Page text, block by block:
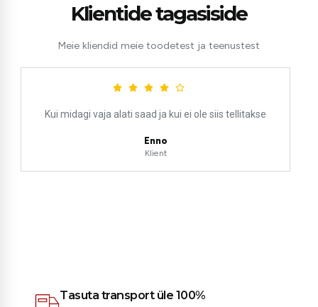
Klientide tagasiside
Meie kliendid meie toodetest ja teenustest
Kui midagi vaja alati saad ja kui ei ole siis tellitakse
Enno
Klient
Tasuta transport üle 100%